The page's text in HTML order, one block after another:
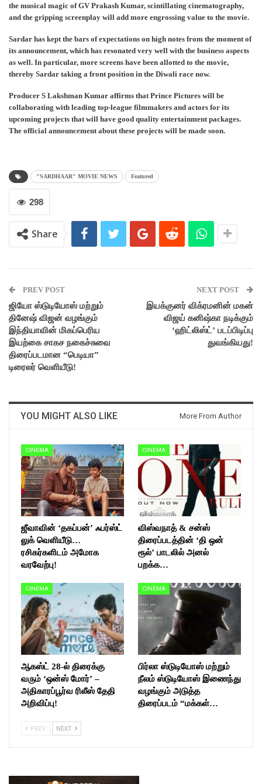
the musical magic of GV Prakash Kumar, scintillating cinematography,
and the gripping screenplay will add more engrossing value to the movie.
Sardar has kept the bars of expectations on high notes from the moment of
its announcement, which has resonated very well with the business aspects
as well. In particular, more screens have been allotted to the movie,
thereby Sardar taking a front position in the Diwali race now.
Producer S Lakshman Kumar affirms that Prince Pictures will be
collaborating with leading top-league filmmakers and actors for its
upcoming projects that will have good quality entertainment packages.
The official announcement about these projects will be made soon.
"SARDHAAR" MOVIE NEWS Featured
298
Share
PREV POST
ஜியோ ஸ்டுடியோஸ் மற்றும்
தினேஷ் விஜன் வழங்கும்
இந்தியாவின் மிகப்பெரிய
இயற்கை சாகச நகைச்சுவை
திரைப்படமான “பெடியா”
டிரைலர் வெளியீடு!
NEXT POST
இயக்குனர் விக்ரமனின் மகன்
விஜய் கனிஷ்கா நடிக்கும்
‘ஹிட்லிஸ்ட்’ படப்பிடிப்பு
துவங்கியது!
YOU MIGHT ALSO LIKE More From Author
CINEMA
ஜீவாவின் ‘தகப்பன்’ ஃபர்ஸ்ட்
லுக் வெளியீடு…
ரசிகர்களிடம் அமோக
வரவேற்பு!
CINEMA
விஸ்வநாத் & சன்ஸ்
திரைப்படத்தின் ‘தி ஒன்
ரூல்’ பாடலில் அனல்
பறக்க…
CINEMA
ஆகஸ்ட் 28-ல் திரைக்கு
வரும் ‘ஒன்ஸ் மோர்’ –
அதிகாரப்பூர்வ ரிலீஸ் தேதி
அறிவிப்பு!
CINEMA
பிர்லா ஸ்டுடியோஸ் மற்றும்
நீலம் ஸ்டுடியோஸ் இணைந்து
வழங்கும் அடுத்த
திரைப்படம் “மக்கள்…
PREV NEXT